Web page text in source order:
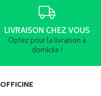
LIVRAISON CHEZ VOUS
Optez pour la livraison à
domicile !
OFFICINE